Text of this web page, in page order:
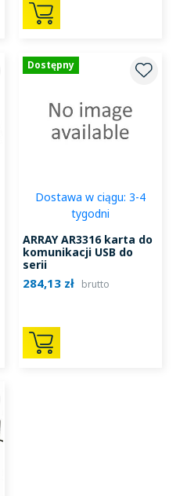
Dostępny
Dostawa w ciągu: 3-4
tygodni
ARRAY AR3316 karta do
komunikacji USB do
serii
372xA/375xA/3631A/366xA/
284,13 zł brutto